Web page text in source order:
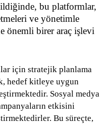
bu platformlar,
ve yönetimle
önemli birer araç işlevi
için stratejik planlama
hedef kitleye uygun
Sosyal medya
etkisini
Bu süreçte,